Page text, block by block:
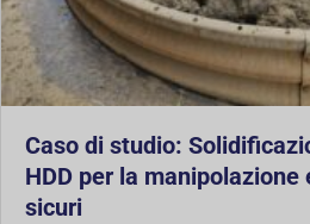
Caso di studio:
HDD per la
sicuri